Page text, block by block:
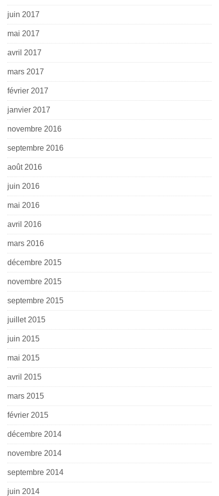
juin 2017
mai 2017
avril 2017
mars 2017
février 2017
janvier 2017
novembre 2016
septembre 2016
août 2016
juin 2016
mai 2016
avril 2016
mars 2016
décembre 2015
novembre 2015
septembre 2015
juillet 2015
juin 2015
mai 2015
avril 2015
mars 2015
février 2015
décembre 2014
novembre 2014
septembre 2014
juin 2014